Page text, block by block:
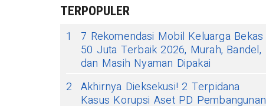
TERPOPULER
1
7 Rekomendasi Mobil Keluarga Bekas
50 Juta Terbaik 2026, Murah, Bandel,
dan Masih Nyaman Dipakai
2 Akhirnya Dieksekusi! 2 Terpidana
Kasus Korupsi Aset PD Pembangunan